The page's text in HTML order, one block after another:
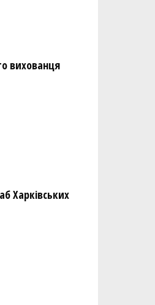
вихованця
Харківських